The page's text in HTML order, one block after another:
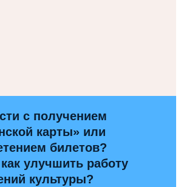
с получением
карты» или
билетов?
улучшить работу
культуры?